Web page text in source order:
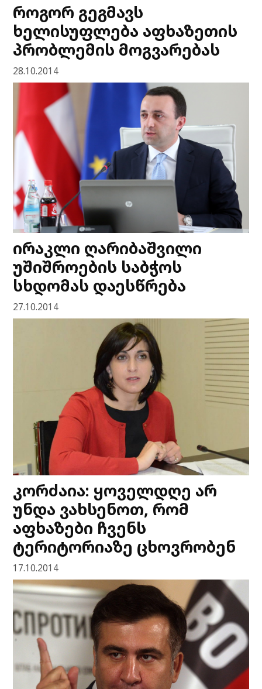
როგორ გეგმავს
ხელისუფლება აფხაზეთის
პრობლემის მოგვარებას
28.10.2014
ირაკლი ღარიბაშვილი
უშიშროების საბჭოს
სხდომას დაესწრება
27.10.2014
კორძაია: ყოველდღე არ
უნდა ვახსენოთ, რომ
აფხაზები ჩვენს
ტერიტორიაზე ცხოვრობენ
17.10.2014